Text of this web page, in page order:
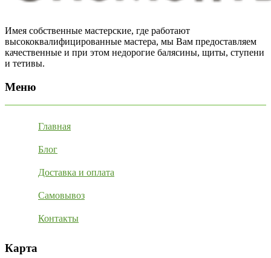
Имея собственные мастерские, где работают
высококвалифицированные мастера, мы Вам предоставляем
качественные и при этом недорогие балясины, щиты, ступени
и тетивы.
Меню
Главная
Блог
Доставка и оплата
Самовывоз
Контакты
Карта